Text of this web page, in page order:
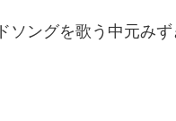
ソングを歌う中元み